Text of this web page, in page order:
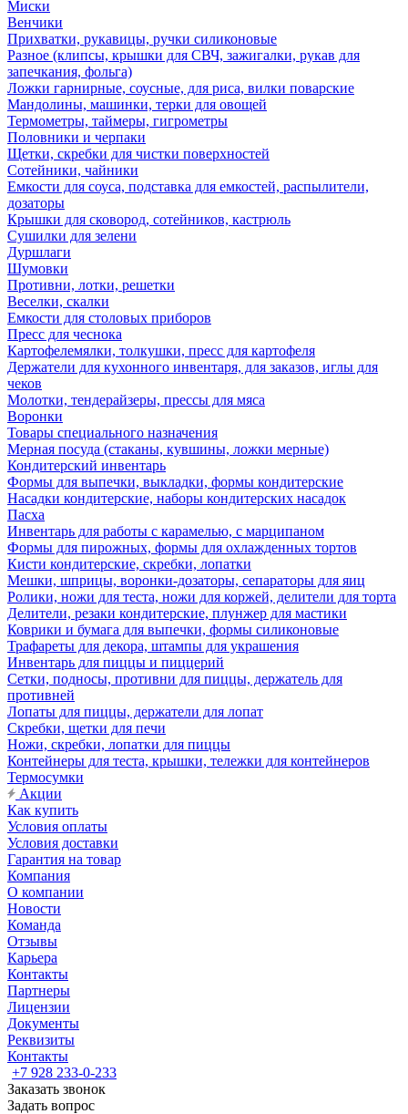
Миски
Венчики
Прихватки, рукавицы, ручки силиконовые
Разное (клипсы, крышки для СВЧ, зажигалки, рукав для
запечкания, фольга)
Ложки гарнирные, соусные, для риса, вилки поварские
Мандолины, машинки, терки для овощей
Термометры, таймеры, гигрометры
Половники и черпаки
Щетки, скребки для чистки поверхностей
Сотейники, чайники
Емкости для соуса, подставка для емкостей, распылители,
дозаторы
Крышки для сковород, сотейников, кастрюль
Сушилки для зелени
Дуршлаги
Шумовки
Противни, лотки, решетки
Веселки, скалки
Емкости для столовых приборов
Пресс для чеснока
Картофелемялки, толкушки, пресс для картофеля
Держатели для кухонного инвентаря, для заказов, иглы для
чеков
Молотки, тендерайзеры, прессы для мяса
Воронки
Товары специального назначения
Мерная посуда (стаканы, кувшины, ложки мерные)
Кондитерский инвентарь
Формы для выпечки, выкладки, формы кондитерские
Насадки кондитерские, наборы кондитерских насадок
Пасха
Инвентарь для работы с карамелью, с марципаном
Формы для пирожных, формы для охлажденных тортов
Кисти кондитерские, скребки, лопатки
Мешки, шприцы, воронки-дозаторы, сепараторы для яиц
Ролики, ножи для теста, ножи для коржей, делители для торта
Делители, резаки кондитерские, плунжер для мастики
Коврики и бумага для выпечки, формы силиконовые
Трафареты для декора, штампы для украшения
Инвентарь для пиццы и пиццерий
Сетки, подносы, противни для пиццы, держатель для
противней
Лопаты для пиццы, держатели для лопат
Скребки, щетки для печи
Ножи, скребки, лопатки для пиццы
Контейнеры для теста, крышки, тележки для контейнеров
Термосумки
Акции
Как купить
Условия оплаты
Условия доставки
Гарантия на товар
Компания
О компании
Новости
Команда
Отзывы
Карьера
Контакты
Партнеры
Лицензии
Документы
Реквизиты
Контакты
+7 928 233-0-233
Заказать звонок
Задать вопрос